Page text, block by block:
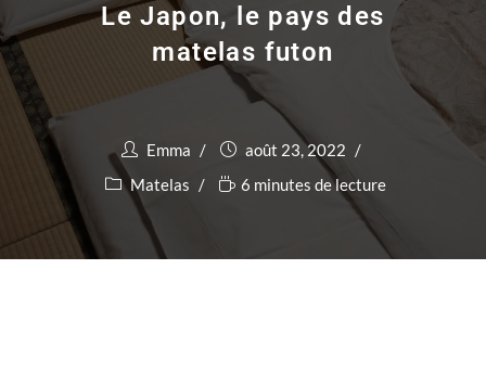
Le Japon, le pays des
matelas futon
Emma
août 23, 2022
Matelas
6 minutes de lecture